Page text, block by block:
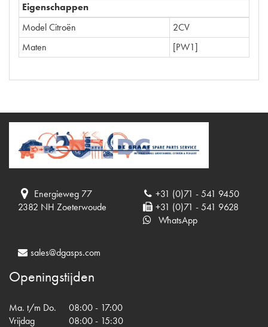
Eigenschappen
Model Citroën
2CV
Maten
[PW1]
Energieweg 77
2382 NH Zoeterwoude
+31 (0)71 - 541 9450
+31 (0)71 - 541 9628
WhatsApp
sales@dgasps.com
Openingstijden
Ma. t/m Do.
08:00 - 17:00
Vrijdag
08:00 - 15:30